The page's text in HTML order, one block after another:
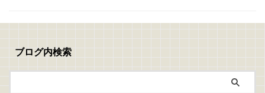
→5/18(月)：1.0キロ、1.47キロ、
ブログ内検索